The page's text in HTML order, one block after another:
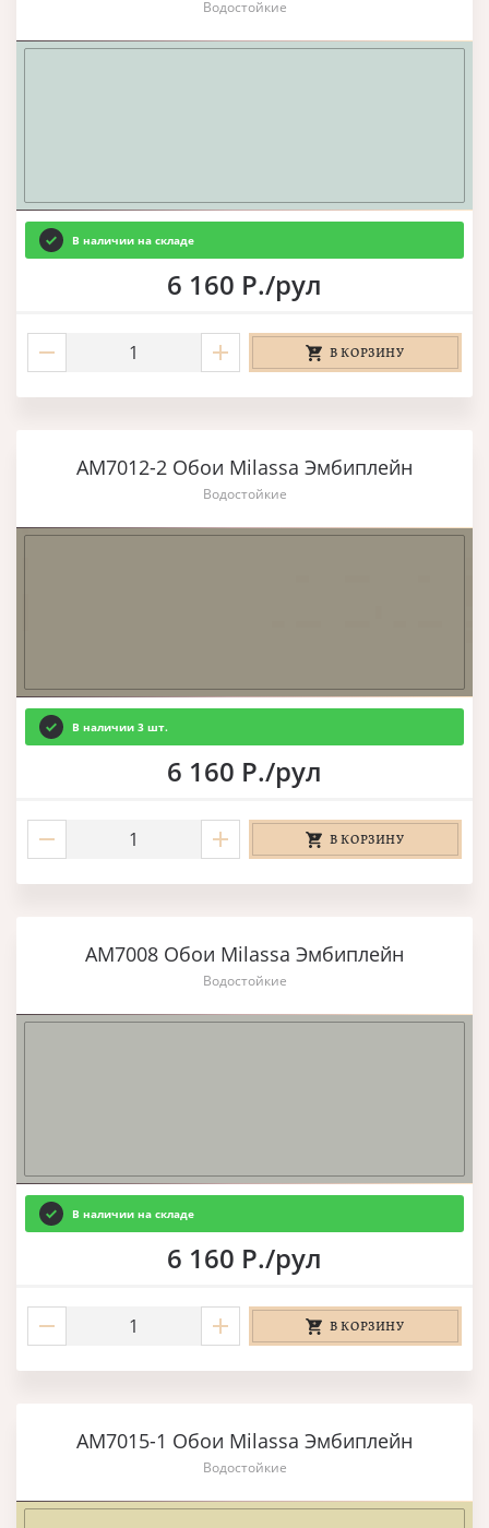
Водостойкие
В наличии на складе
6 160 Р./рул
В КОРЗИНУ
AM7012-2 Обои Milassa Эмбиплейн
Водостойкие
В наличии 3 шт.
6 160 Р./рул
В КОРЗИНУ
AM7008 Обои Milassa Эмбиплейн
Водостойкие
В наличии на складе
6 160 Р./рул
В КОРЗИНУ
AM7015-1 Обои Milassa Эмбиплейн
Водостойкие